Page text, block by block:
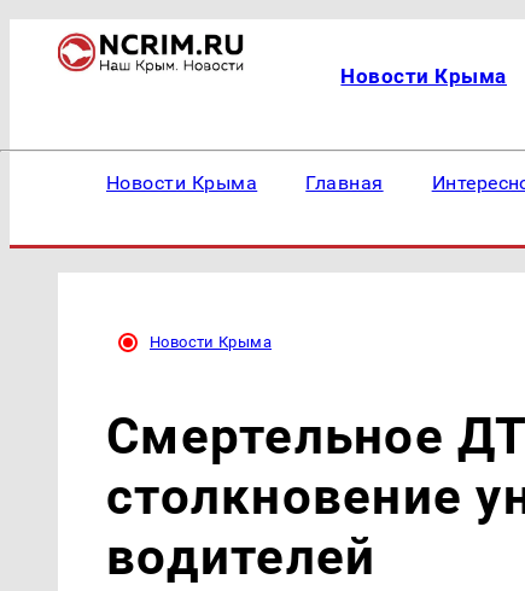
Новости Крыма
Новости Крыма Главная
Новости Крыма
Смертельное
столкновение
водителей